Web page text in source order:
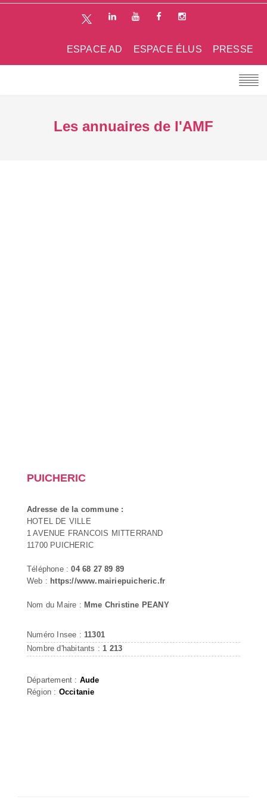
PRESSE
ESPACE ÉLUS
ESPACE AD
Les annuaires de l'AMF
PUICHERIC
Adresse de la commune :
HOTEL DE VILLE
1 AVENUE FRANCOIS MITTERRAND
11700 PUICHERIC
Téléphone :04 68 27 89 89
Web : https://www.mairiepuicheric.fr
Nom du Maire : Mme Christine PEANY
Numéro Insee : 11301
Nombre d'habitants : 1 213
Département : Aude
Région : Occitanie